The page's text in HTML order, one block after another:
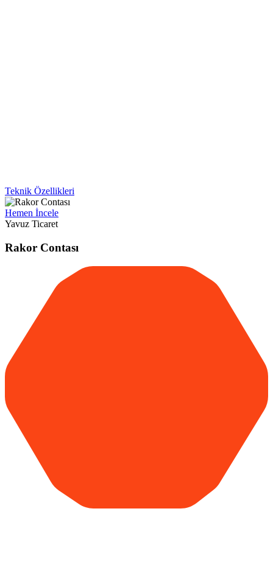
Teknik Özellikleri
Hemen İncele
Yavuz Ticaret
Rakor Contası